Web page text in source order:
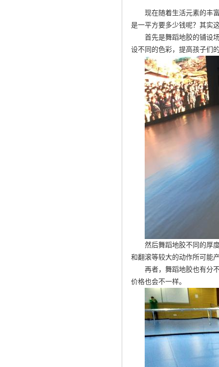
现在随着生活元素的丰
是一平方要多少钱呢？其实
首先是舞蹈地胶的铺设
设不同的色彩，提高孩子们
然后舞蹈地胶不同的厚
和翻滚等较大的动作所可能
再者，舞蹈地胶也有分
价格也会不一样。